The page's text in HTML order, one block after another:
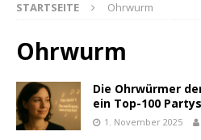
STARTSEITE Ohrwurm
Ohrwurm
Die Ohrwürmer
ein Top-100
1. November 2025